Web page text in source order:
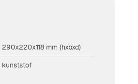
290x220x118 mm (hxbxd)
kunststof